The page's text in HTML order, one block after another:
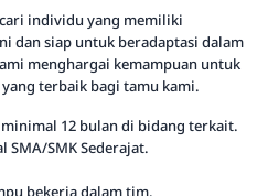
individu yang memiliki
dan siap untuk beradaptasi dalam
menghargai kemampuan untuk
terbaik bagi tamu kami.
12 bulan di bidang terkait.
SMK Sederajat.
bekerja dalam tim.